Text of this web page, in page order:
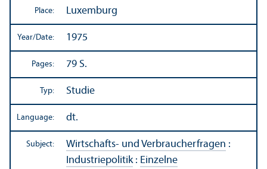
Place: Luxemburg
Year/Date: 1975
Pages: 79 S.
Typ: Studie
Language: dt.
Subject: Wirtschafts- und Verbraucherfragen :
Industriepolitik: Einzelne